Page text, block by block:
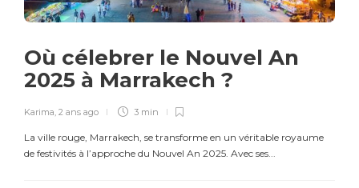
Où célebrer le Nouvel An
2025 à Marrakech ?
Karima, 2 ans ago 3 min
La ville rouge, Marrakech, se transforme en un véritable royaume
de festivités à l’approche du Nouvel An 2025. Avec ses...